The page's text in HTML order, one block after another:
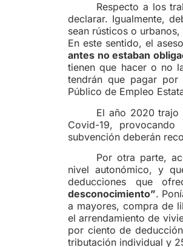
Respecto a los
declarar. Igualmente,
sean rústicos o
En este sentido, el
antes no estaban
tienen que hacer o no
tendrán que pagar
Público de Empleo
El año 2020
Covid-19,
subvención deberán
Por otra parte,
nivel autonómico, y
deducciones que
desconocimiento”.
a mayores, compra de
el arrendamiento de
por ciento de
tributación individual y